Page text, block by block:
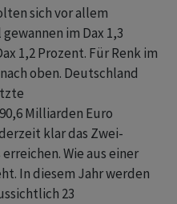
sich vor allem
im Dax 1,3
1,2 Prozent. Für Renk im
oben. Deutschland
Milliarden Euro
klar das Zwei-
Wie aus einer
In diesem Jahr werden
23